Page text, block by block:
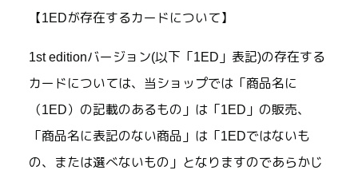
【1EDが存在するカードについて】
1st editionバージョン(以下「1ED」表記)の存在する
カードについては、当ショップでは「商品名に
（1ED）の記載のあるもの」は「1ED」の販売、
「商品名に表記のない商品」は「1EDではないも
の、または選べないもの」となりますのであらかじ